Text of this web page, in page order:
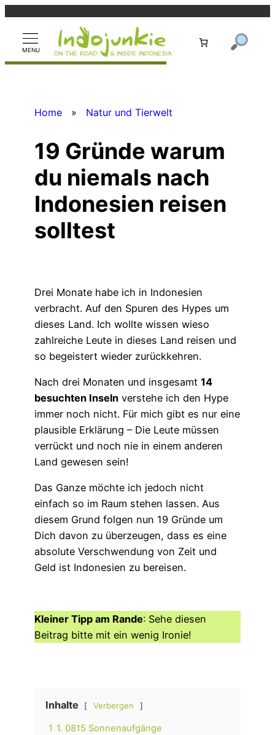
springen
Home » Natur und Tierwelt
19 Gründe warum
du niemals nach
Indonesien reisen
solltest
Drei Monate habe ich in Indonesien
verbracht. Auf den Spuren des Hypes um
dieses Land. Ich wollte wissen wieso
zahlreiche Leute in dieses Land reisen und
so begeistert wieder zurückkehren.
Nach drei Monaten und insgesamt 14
besuchten Inseln verstehe ich den Hype
immer noch nicht. Für mich gibt es nur eine
plausible Erklärung – Die Leute müssen
verrückt und noch nie in einem anderen
Land gewesen sein!
Das Ganze möchte ich jedoch nicht
einfach so im Raum stehen lassen. Aus
diesem Grund folgen nun 19 Gründe um
Dich davon zu überzeugen, dass es eine
absolute Verschwendung von Zeit und
Geld ist Indonesien zu bereisen.
Kleiner Tipp am Rande: Sehe diesen
Beitrag bitte mit ein wenig Ironie!
Inhalte Verbergen
1 1. 0815 Sonnenaufgänge